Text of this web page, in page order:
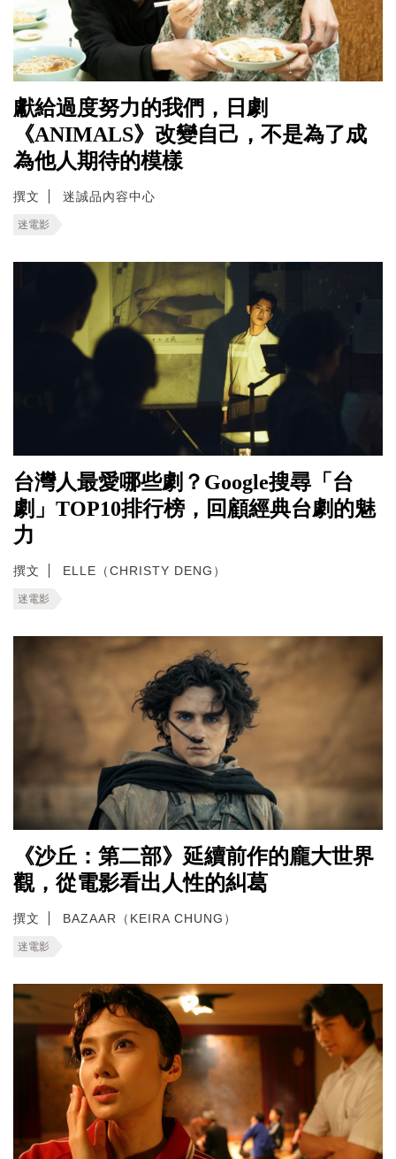
獻給過度努力的我們，日劇
《ANIMALS》改變自己，不是為了成
為他人期待的模樣
撰文 迷誠品內容中心
迷電影
台灣人最愛哪些劇？Google搜尋「台
劇」TOP10排行榜，回顧經典台劇的魅
力
撰文 ELLE（CHRISTY DENG）
迷電影
《沙丘：第二部》延續前作的龐大世界
觀，從電影看出人性的糾葛
撰文 BAZAAR（KEIRA CHUNG）
迷電影